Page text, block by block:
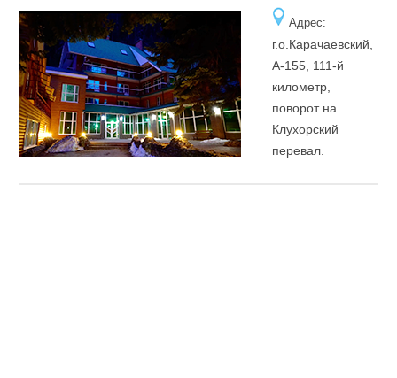
Адрес:
г.о.Карачаевский,
А-155, 111-й
километр,
поворот на
Клухорский
перевал.